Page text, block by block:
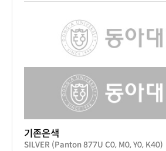
기존은색
SILVER (Panton 877U C0, M0, Y0, K40)